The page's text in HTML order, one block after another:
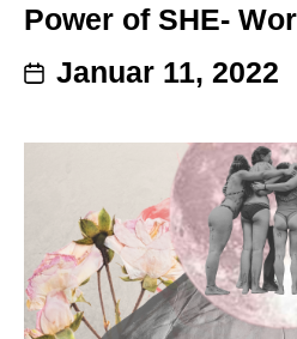
Power of SHE-
Januar 11, 2022